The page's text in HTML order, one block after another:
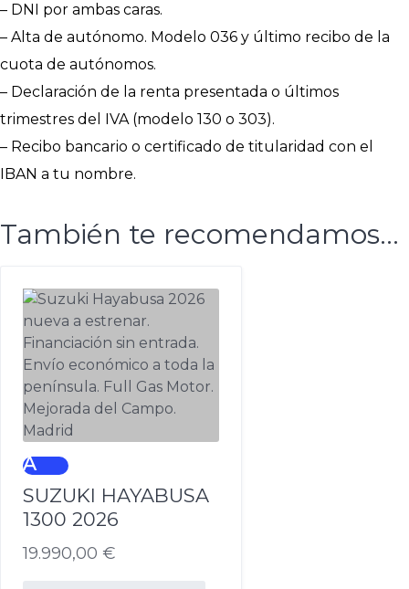
– DNI por ambas caras.
– Alta de autónomo. Modelo 036 y último recibo de la
cuota de autónomos.
– Declaración de la renta presentada o últimos
trimestres del IVA (modelo 130 o 303).
– Recibo bancario o certificado de titularidad con el
IBAN a tu nombre.
También te recomendamos…
A
SUZUKI HAYABUSA
1300 2026
19.990,00 €